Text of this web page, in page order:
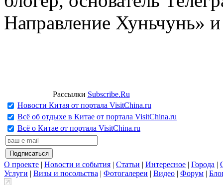
Направление Хуньчунь»
Рассылки Subscribe.Ru
Новости Китая от портала VisitChina.ru
Всё об отдыхе в Китае от портала VisitChina.ru
Всё о Китае от портала VisitChina.ru
О проекте | Новости и события | Статьи | Интересное | Города |
Услуги | Визы и посольства | Фотогалереи | Видео | Форум |